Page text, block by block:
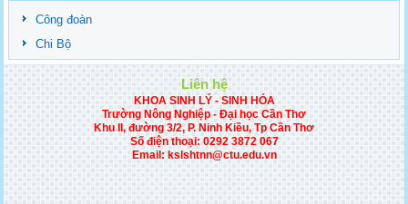
Công đoàn
Chi Bộ
Liên hệ
KHOA SINH LÝ - SINH HÓA
Trường Nông Nghiệp - Đại học Cần Thơ
Khu II, đường 3/2, P. Ninh Kiều, Tp Cần Thơ
Số điện thoại: 0292 3872 067
Email: kslshtnn@ctu.edu.vn